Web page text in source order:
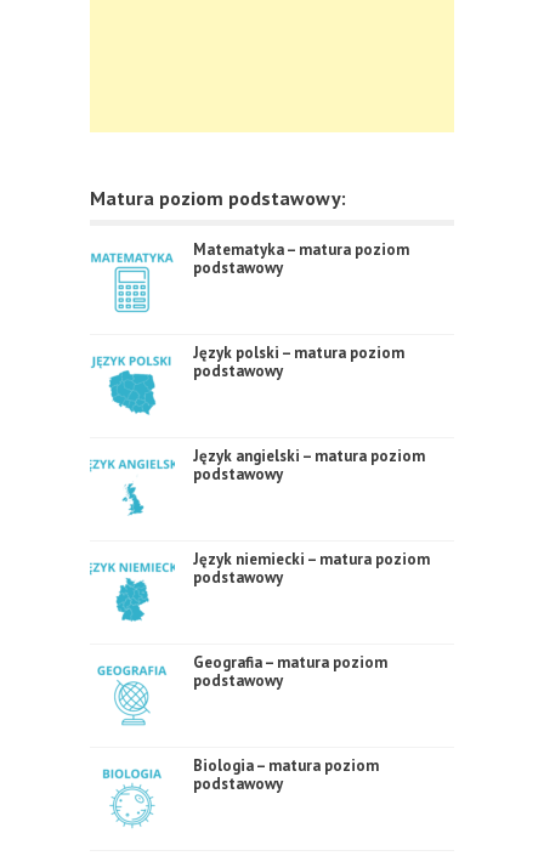
Matura poziom podstawowy:
Matematyka – matura poziom
podstawowy
Język polski – matura poziom
podstawowy
Język angielski – matura poziom
podstawowy
Język niemiecki – matura poziom
podstawowy
Geografia – matura poziom
podstawowy
Biologia – matura poziom
podstawowy